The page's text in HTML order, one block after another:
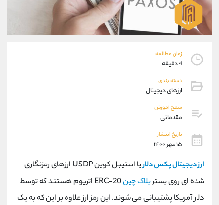
زمان مطالعه
4 دقیقه
دسته بندی
ارزهای دیجیتال
سطح آموزش
مقدماتی
تاریخ انتشار
۱۵ مهر ۱۴۰۰
ارز دیجیتال پکس دلار
یا استیبل کوین USDP ارزهای رمزنگاری
شده ای روی بستربلاک چین
ERC-20 اتریوم هستند که توسط
دلار آمریکا پشتیبانی می شوند. این رمز ارز علاوه بر این که به یک
09304891085
واتساپ
تلگرام
پشتیبان فروش
موبایل
واتساپ
داخلی
اطلاعات تماس (دفتر فروش)
تلفن 021-22021030
بدون پیش شماره 90001030
اینستاگرام @alireza.mehrabii